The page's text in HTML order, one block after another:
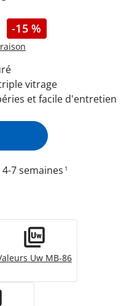
-15 %
vitrage
et facile d'entretien
7 semaines 1
Uw MB-86